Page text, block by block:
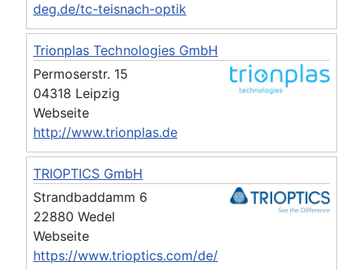
deg.de/tc-teisnach-optik
Trionplas Technologies GmbH
Permoserstr. 15
04318 Leipzig
Webseite
http://www.trionplas.de
TRIOPTICS GmbH
Strandbaddamm 6
22880 Wedel
Webseite
https://www.trioptics.com/de/